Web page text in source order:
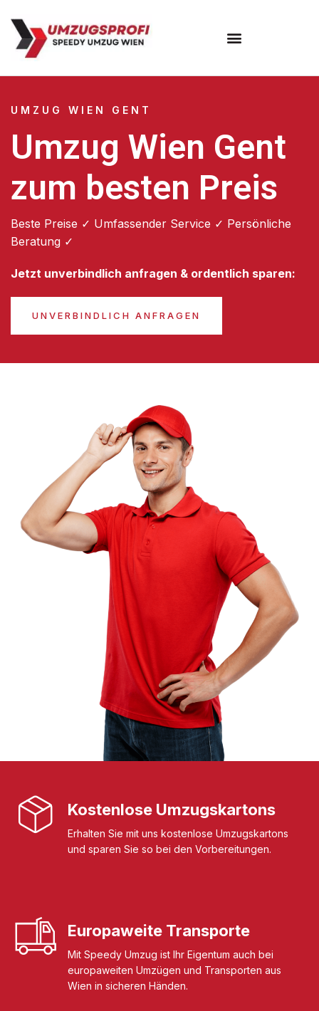
UMZUG WIEN GENT
Umzug Wien Gent
zum besten Preis
Beste Preise ✓ Umfassender Service ✓ Persönliche
Beratung ✓
Jetzt unverbindlich anfragen & ordentlich sparen:
UNVERBINDLICH ANFRAGEN
Kostenlose Umzugskartons
Erhalten Sie mit uns kostenlose Umzugskartons
und sparen Sie so bei den Vorbereitungen.
Europaweite Transporte
Mit Speedy Umzug ist Ihr Eigentum auch bei
europaweiten Umzügen und Transporten aus
Wien in sicheren Händen.